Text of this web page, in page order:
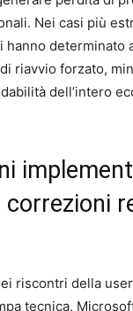
Nei casi più
hanno determinato
riavvio forzato,
dell’intero
riscontri della
tecnica,